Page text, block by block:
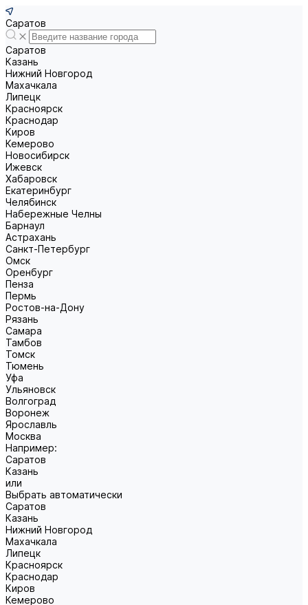
Саратов
Саратов
Казань
Нижний Новгород
Махачкала
Липецк
Красноярск
Краснодар
Киров
Кемерово
Новосибирск
Ижевск
Хабаровск
Екатеринбург
Челябинск
Набережные Челны
Барнаул
Астрахань
Санкт-Петербург
Омск
Оренбург
Пенза
Пермь
Ростов-на-Дону
Рязань
Самара
Тамбов
Томск
Тюмень
Уфа
Ульяновск
Волгоград
Воронеж
Ярославль
Москва
Например:
Саратов
Казань
или
Выбрать автоматически
Саратов
Казань
Нижний Новгород
Махачкала
Липецк
Красноярск
Краснодар
Киров
Кемерово